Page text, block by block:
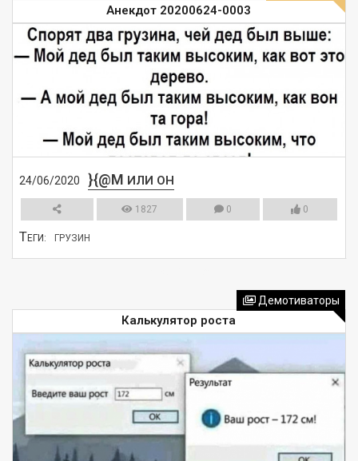
Анекдот 20200624-0003
24/06/2020 }{@M ИЛИ ОН
1827 0 0
ТЕГИ: ГРУЗИН
Калькулятор роста
Демотиваторы